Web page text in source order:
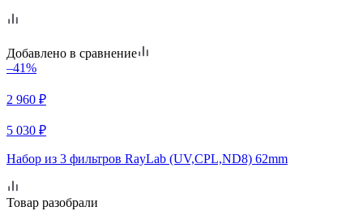
Добавлено в сравнение
–41%
2 960 ₽
5 030 ₽
Набор из 3 фильтров RayLab (UV,CPL,ND8) 62mm
Товар разобрали